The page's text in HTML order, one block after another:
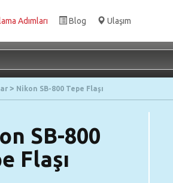
Adımları Blog Ulaşım
Nikon SB-800 Tepe Flaşı
SB-800
Flaşı